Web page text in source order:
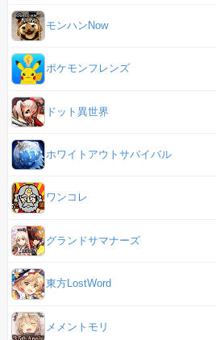
モンハンNow
ポケモンフレンズ
ドット異世界
ホワイトアウトサバイバル
ワンコレ
グランドサマナーズ
東方LostWord
メメントモリ